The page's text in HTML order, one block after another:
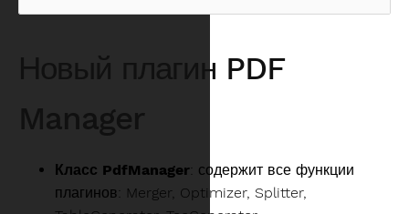
Новый плагин PDF
Manager
Класс PdfManager: содержит все функции
плагинов: Merger, Optimizer, Splitter,